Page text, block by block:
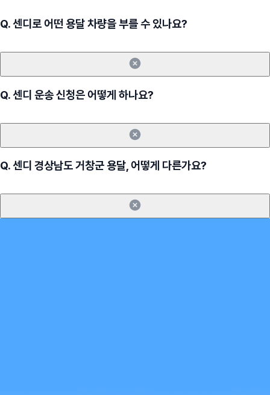
Q.센디로 어떤 용달 차량을 부를 수 있나요?
Q.센디 운송 신청은 어떻게 하나요?
Q.센디 경상남도 거창군 용달, 어떻게 다른가요?